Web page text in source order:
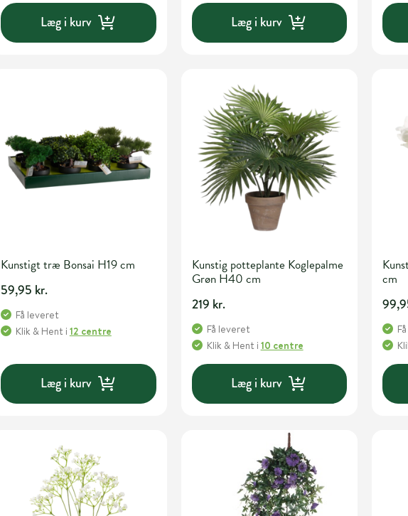
Læg i kurv Læg i kurv
Kunstigt træ Bonsai H19 cm
59,95 kr.
Få leveret
Klik & Hent i 12 centre
Læg i kurv
Kunstig potteplante Koglepalme
Grøn H40 cm
219 kr.
Få leveret
Klik & Hent i 10 centre
Læg i kurv
cm